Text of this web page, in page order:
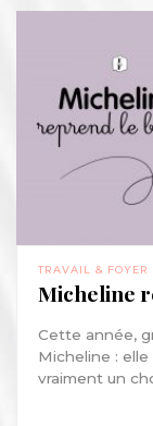
TRAVAIL & FOYER
Micheline
Cette année,
Micheline : elle
vraiment un